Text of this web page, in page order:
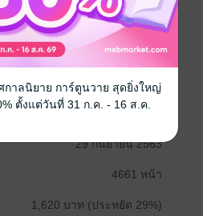
ละครในตำนานจนครบทุกตัว
มันส์ในการอ่านของท่านเต็มอิ่ม
Infinity ปฐมบทจ้าวนักรบกลียุค
29 กันยายน 2563
4661 หน้า
1,620 บาท (ประหยัด 29%)
กาลนิยาย การ์ตูนวาย สุดยิ่งใหญ่
ตั้งแต่วันที่ 31 ก.ค. - 16 ส.ค.